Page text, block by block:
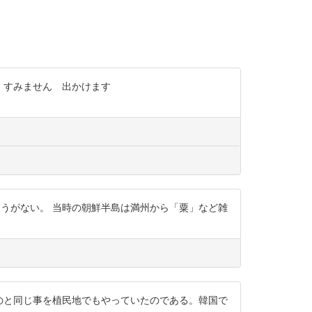
すみません 出かけます
がない。 当時の朝鮮半島は満州から「粟」など雑
同じ事を植民地でもやっていたのである。韓国で